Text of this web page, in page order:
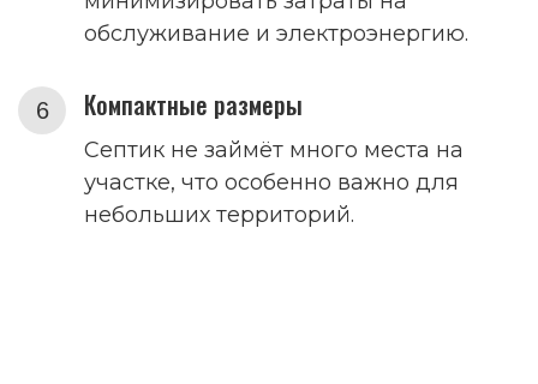
обслуживание и электроэнергию.
Компактные размеры
Септик не займёт много места на
участке, что особенно важно для
небольших территорий.